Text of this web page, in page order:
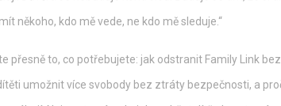
někoho, kdo mě vede, ne kdo mě sleduje.“
přesně to, co potřebujete: jak odstranit Family Link
umožnit více svobody bez ztráty bezpečnosti, a